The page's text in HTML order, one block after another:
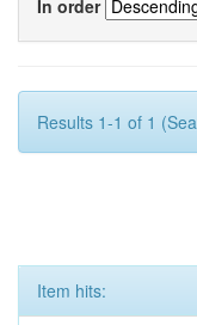
In order
Results 1-1 of 1
Item hits: